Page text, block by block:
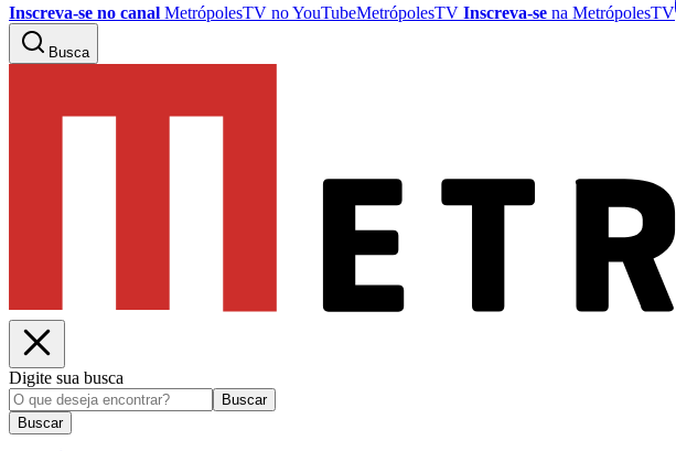
Inscreva-se no canal MetrópolesTV noYouTubeMetrópolesTV Inscreva-se na MetrópolesTV
Busca
Digite sua busca
Buscar
Buscar